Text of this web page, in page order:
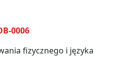
0006
fizycznego i języka